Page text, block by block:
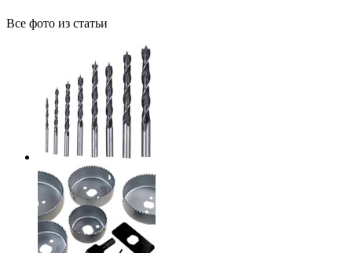
Все фото из статьи